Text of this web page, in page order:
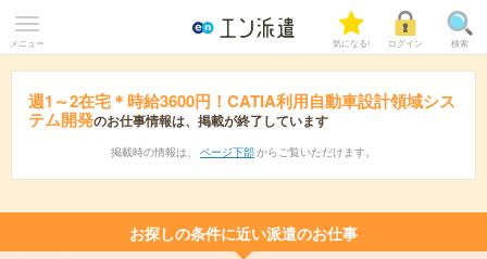
メニュー 気になる! ログイン 検索
週1～2在宅＊時給3600円！CATIA利用自動車設計領域シス
テム開発のお仕事情報は、掲載が終了しています
掲載時の情報は、 ページ下部 からご覧いただけます。
お探しの条件に近い派遣のお仕事